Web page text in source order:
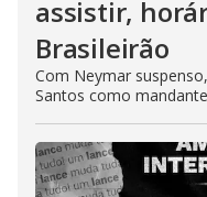
assistir,
Brasileirão
Com Neymar
Santos como mandante